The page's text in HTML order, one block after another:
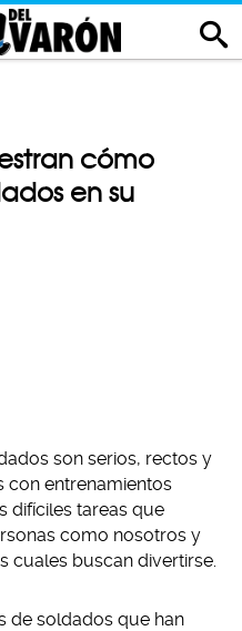
cómo
en su
son serios, rectos y
con entrenamientos
difíciles tareas que
como nosotros y
cuales buscan divertirse.
de soldados que han